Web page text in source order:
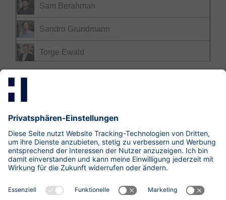
Sam Berahman
Sandro Grundmann
Torge Ewald
Mastodon
LinkedIn
Xing